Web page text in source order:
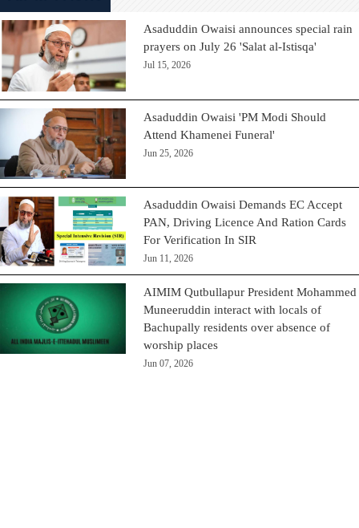
Asaduddin Owaisi announces special rain
prayers on July 26 'Salat al-Istisqa'
Jul 15, 2026
Asaduddin Owaisi 'PM Modi Should
Attend Khamenei Funeral'
Jun 25, 2026
Asaduddin Owaisi Demands EC Accept
PAN, Driving Licence And Ration Cards
For Verification In SIR
Jun 11, 2026
AIMIM Qutbullapur President Mohammed
Muneeruddin interact with locals of
Bachupally residents over absence of
worship places
Jun 07, 2026